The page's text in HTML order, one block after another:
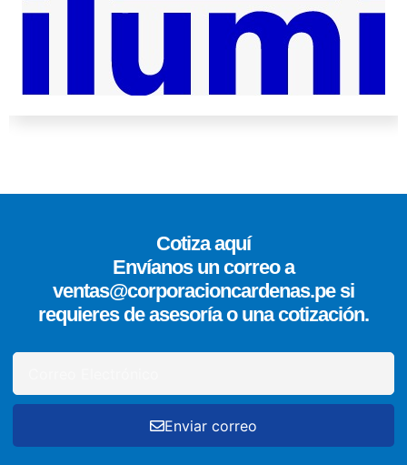
Cotiza aquí
Envíanos un correo a
ventas@corporacioncardenas.pe si
requieres de asesoría o una cotización.
Enviar correo